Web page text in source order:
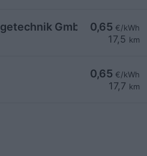
0,65 €/kWh
17,5 km
GmbH
0,65 €/kWh
17,7 km